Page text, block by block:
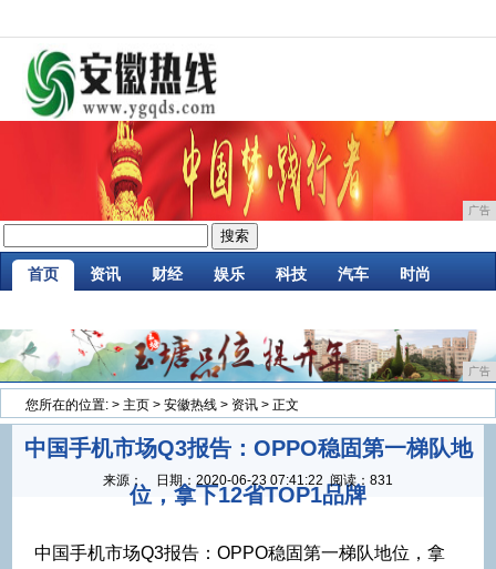
广告
首页 资讯 财经 娱乐 科技 汽车 时尚
广告
您所在的位置: > 主页 > 安徽热线 > 资讯 > 正文
中国手机市场Q3报告：OPPO稳固第一梯队地
位，拿下12省TOP1品牌
来源： 日期： 2020-06-23 07:41:22 阅读：831
中国手机市场Q3报告：OPPO稳固第一梯队地位，拿